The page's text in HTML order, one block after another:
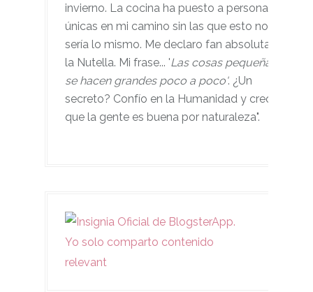
invierno. La cocina ha puesto a personas
únicas en mi camino sin las que esto no
sería lo mismo. Me declaro fan absoluta de
la Nutella. Mi frase... 'Las cosas pequeñas
se hacen grandes poco a poco'. ¿Un
secreto? Confío en la Humanidad y creo
que la gente es buena por naturaleza".